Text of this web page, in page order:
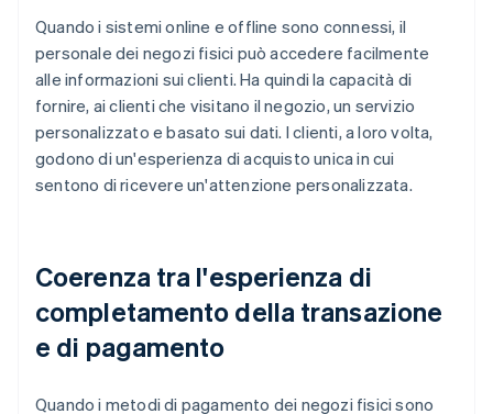
Quando i sistemi online e offline sono connessi, il
personale dei negozi fisici può accedere facilmente
alle informazioni sui clienti. Ha quindi la capacità di
fornire, ai clienti che visitano il negozio, un servizio
personalizzato e basato sui dati. I clienti, a loro volta,
godono di un'esperienza di acquisto unica in cui
sentono di ricevere un'attenzione personalizzata.
Coerenza tra l'esperienza di
completamento della transazione
e di pagamento
Quando i metodi di pagamento dei negozi fisici sono